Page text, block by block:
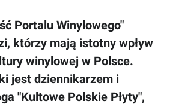
Portalu Winylowego"
którzy mają istotny wpływ
winylowej w Polsce.
jest dziennikarzem i
"Kultowe Polskie Płyty",